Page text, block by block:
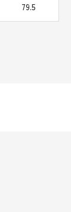
79.5